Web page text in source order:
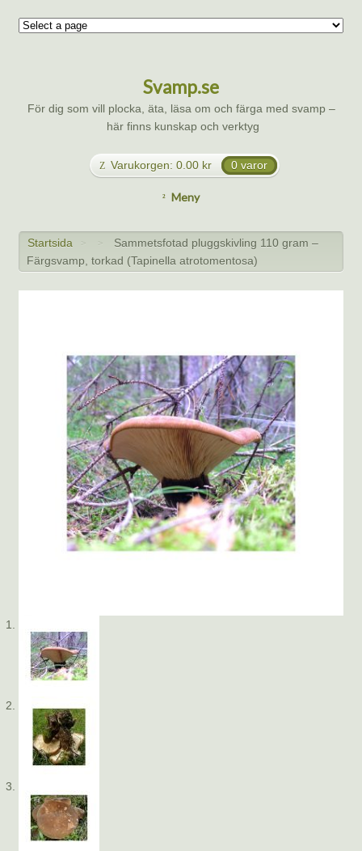
Svamp.se
För dig som vill plocka, äta, läsa om och färga med svamp –
här finns kunskap och verktyg
Varukorgen: 0.00 kr 0 varor
Meny
Startsida > >
Sammetsfotad pluggskivling 110 gram –
Färgsvamp, torkad (Tapinella atrotomentosa)